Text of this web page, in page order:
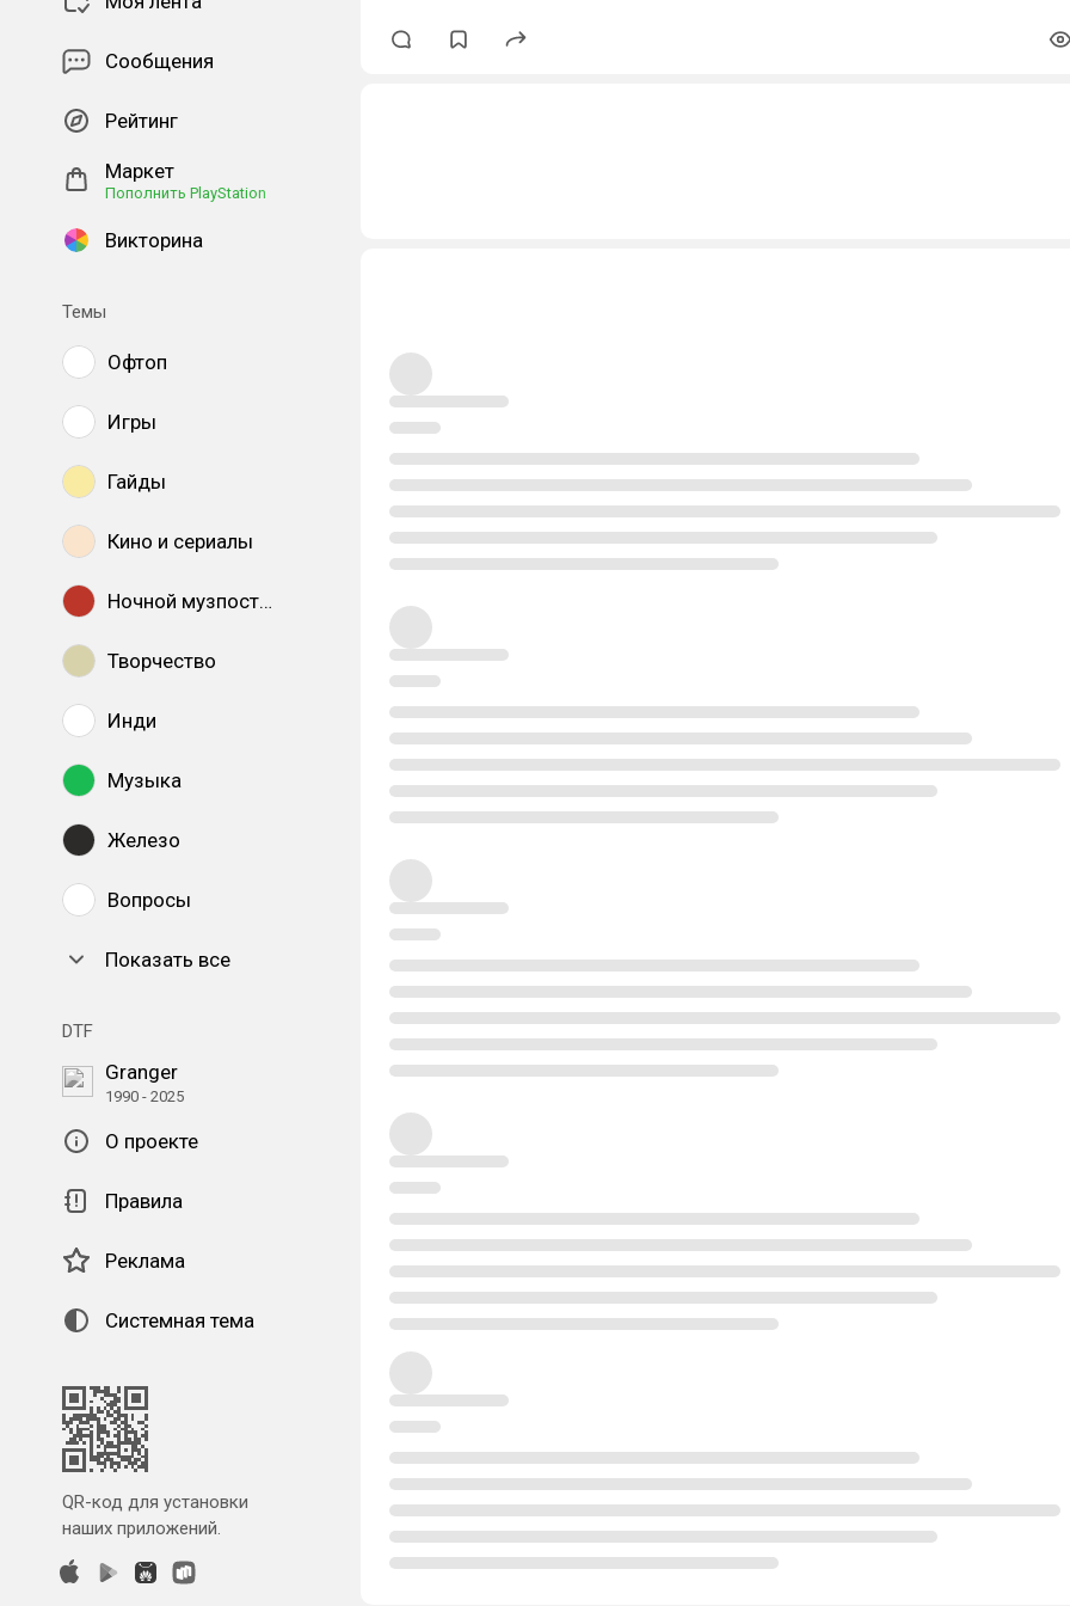
Сообщения
Рейтинг
Маркет
Пополнить PlayStation
Викторина
Темы
Офтоп
Игры
Гайды
Кино и сериалы
Ночной музпостинг
Творчество
Инди
Музыка
Железо
Вопросы
Показать все
DTF
Granger
1990 - 2025
О проекте
Правила
Реклама
Системная тема
QR-код для установки
наших приложений.